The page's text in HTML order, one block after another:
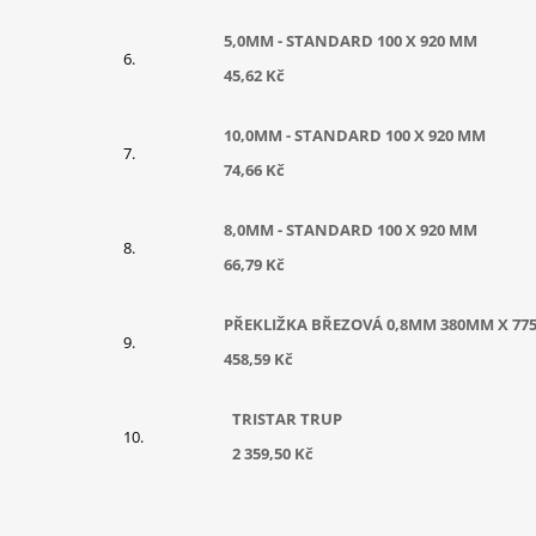
5,0MM - STANDARD 100 X 920 MM
45,62 Kč
10,0MM - STANDARD 100 X 920 MM
74,66 Kč
8,0MM - STANDARD 100 X 920 MM
66,79 Kč
PŘEKLIŽKA BŘEZOVÁ 0,8MM 380MM X
458,59 Kč
TRISTAR TRUP
2 359,50 Kč